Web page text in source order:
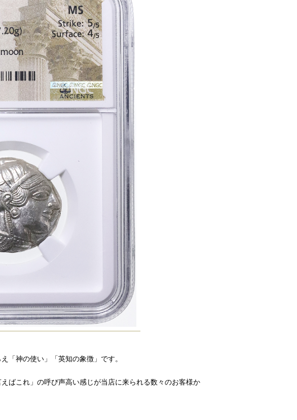
「神の使い」「英知の象徴」です。
ばこれ」の呼び声高い感じが当店に来られる数々のお客様か